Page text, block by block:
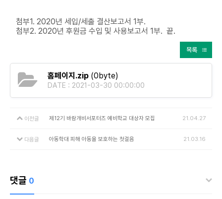
첨부1. 2020년 세입/세출 결산보고서 1부.
첨부2. 2020년 후원금 수입 및 사용보고서 1부. 끝.
목록
홈페이지.zip (0byte)
DATE : 2021-03-30 00:00:00
이전글 제12기 바람개비서포터즈 예비학교 대상자 모집 21.04.27
다음글 아동학대 피해 아동을 보호하는 첫걸음 21.03.16
댓글 0